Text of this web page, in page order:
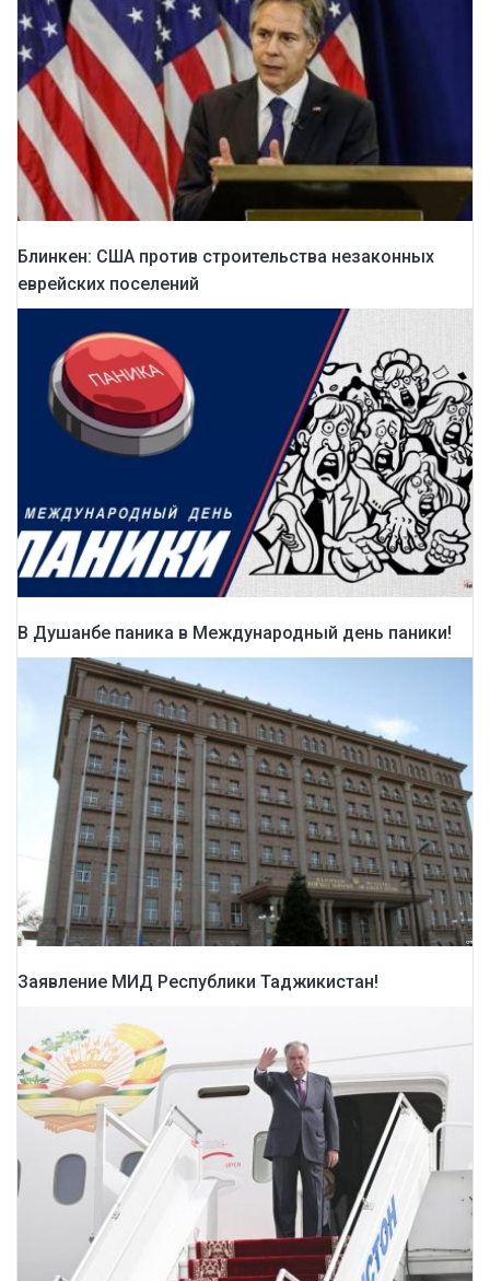
Блинкен: США против строительства незаконных
еврейских поселений
В Душанбе паника в Международный день паники!
Заявление МИД Республики Таджикистан!